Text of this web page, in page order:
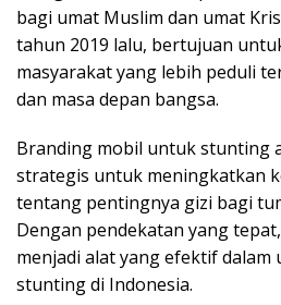
bagi umat Muslim dan umat
tahun 2019 lalu, bertujuan
masyarakat yang lebih peduli
dan masa depan bangsa.
Branding mobil untuk stunting
strategis untuk meningkatkan
tentang pentingnya gizi bagi
Dengan pendekatan yang
menjadi alat yang efektif dalam
stunting di Indonesia.